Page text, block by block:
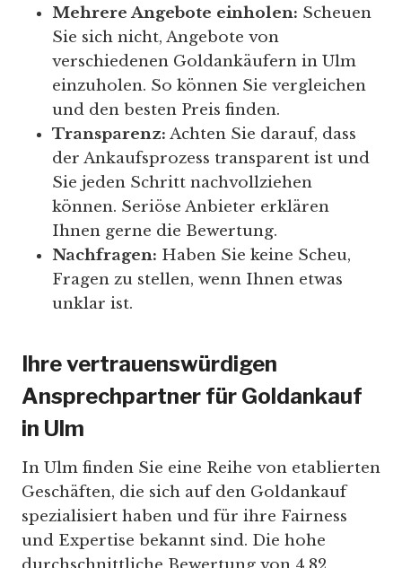
Mehrere Angebote einholen: Scheuen
Sie sich nicht, Angebote von
verschiedenen Goldankäufern in Ulm
einzuholen. So können Sie vergleichen
und den besten Preis finden.
Transparenz: Achten Sie darauf, dass
der Ankaufsprozess transparent ist und
Sie jeden Schritt nachvollziehen
können. Seriöse Anbieter erklären
Ihnen gerne die Bewertung.
Nachfragen: Haben Sie keine Scheu,
Fragen zu stellen, wenn Ihnen etwas
unklar ist.
Ihre vertrauenswürdigen
Ansprechpartner für Goldankauf
in Ulm
In Ulm finden Sie eine Reihe von etablierten
Geschäften, die sich auf den Goldankauf
spezialisiert haben und für ihre Fairness
und Expertise bekannt sind. Die hohe